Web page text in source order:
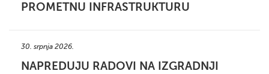
PROMETNU INFRASTRUKTURU
30. srpnja 2026.
NAPREDUJU RADOVI NA IZGRADNJI